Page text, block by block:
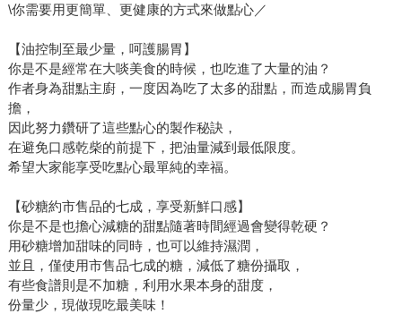
\你需要用更簡單、更健康的方式來做點心／
【油控制至最少量，呵護腸胃】
你是不是經常在大啖美食的時候，也吃進了大量的油？
作者身為甜點主廚，一度因為吃了太多的甜點，而造成腸胃負
擔，
因此努力鑽研了這些點心的製作秘訣，
在避免口感乾柴的前提下，把油量減到最低限度。
希望大家能享受吃點心最單純的幸福。
【砂糖約市售品的七成，享受新鮮口感】
你是不是也擔心減糖的甜點隨著時間經過會變得乾硬？
用砂糖增加甜味的同時，也可以維持濕潤，
並且，僅使用市售品七成的糖，減低了糖份攝取，
有些食譜則是不加糖，利用水果本身的甜度，
份量少，現做現吃最美味！